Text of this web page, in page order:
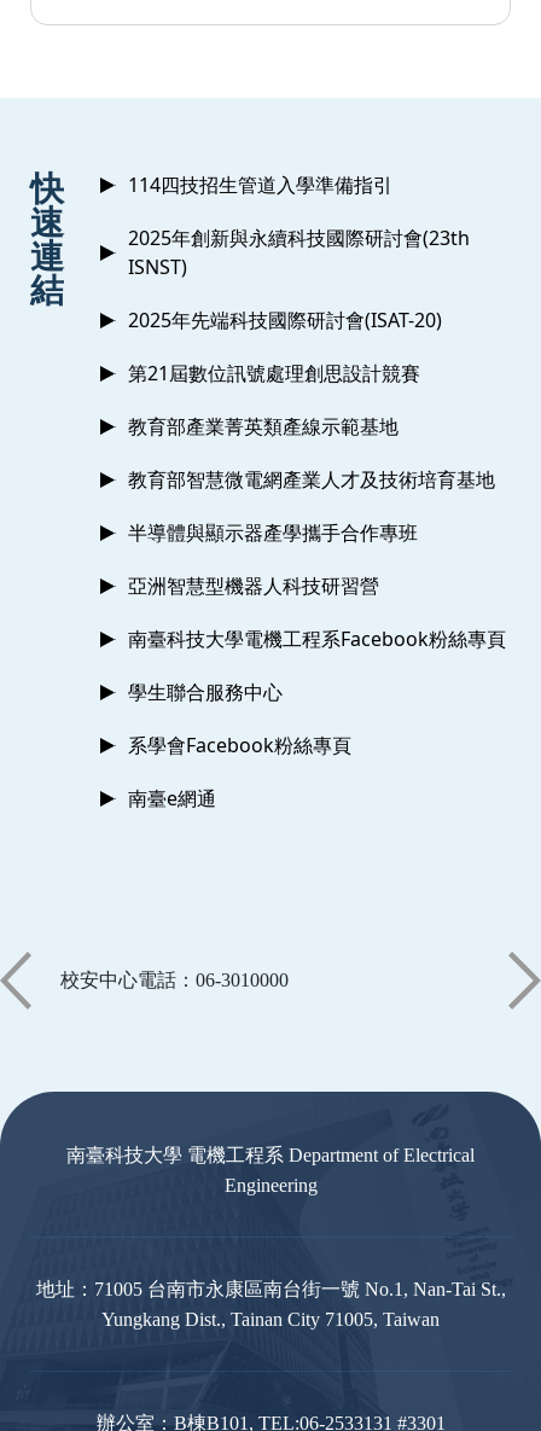
快
速
連
結
114四技招生管道入學準備指引
2025年創新與永續科技國際研討會(23th
ISNST)
2025年先端科技國際研討會(ISAT-20)
第21屆數位訊號處理創思設計競賽
教育部產業菁英類產線示範基地
教育部智慧微電網產業人才及技術培育基地
半導體與顯示器產學攜手合作專班
亞洲智慧型機器人科技研習營
南臺科技大學電機工程系Facebook粉絲專頁
學生聯合服務中心
系學會Facebook粉絲專頁
南臺e網通
校安中心電話：06-3010000
南臺科技大學 電機工程系 Department of Electrical
Engineering
地址：71005 台南市永康區南台街一號 No.1, Nan-Tai St.,
Yungkang Dist., Tainan City 71005, Taiwan
辦公室：B棟B101, TEL:06-2533131 #3301